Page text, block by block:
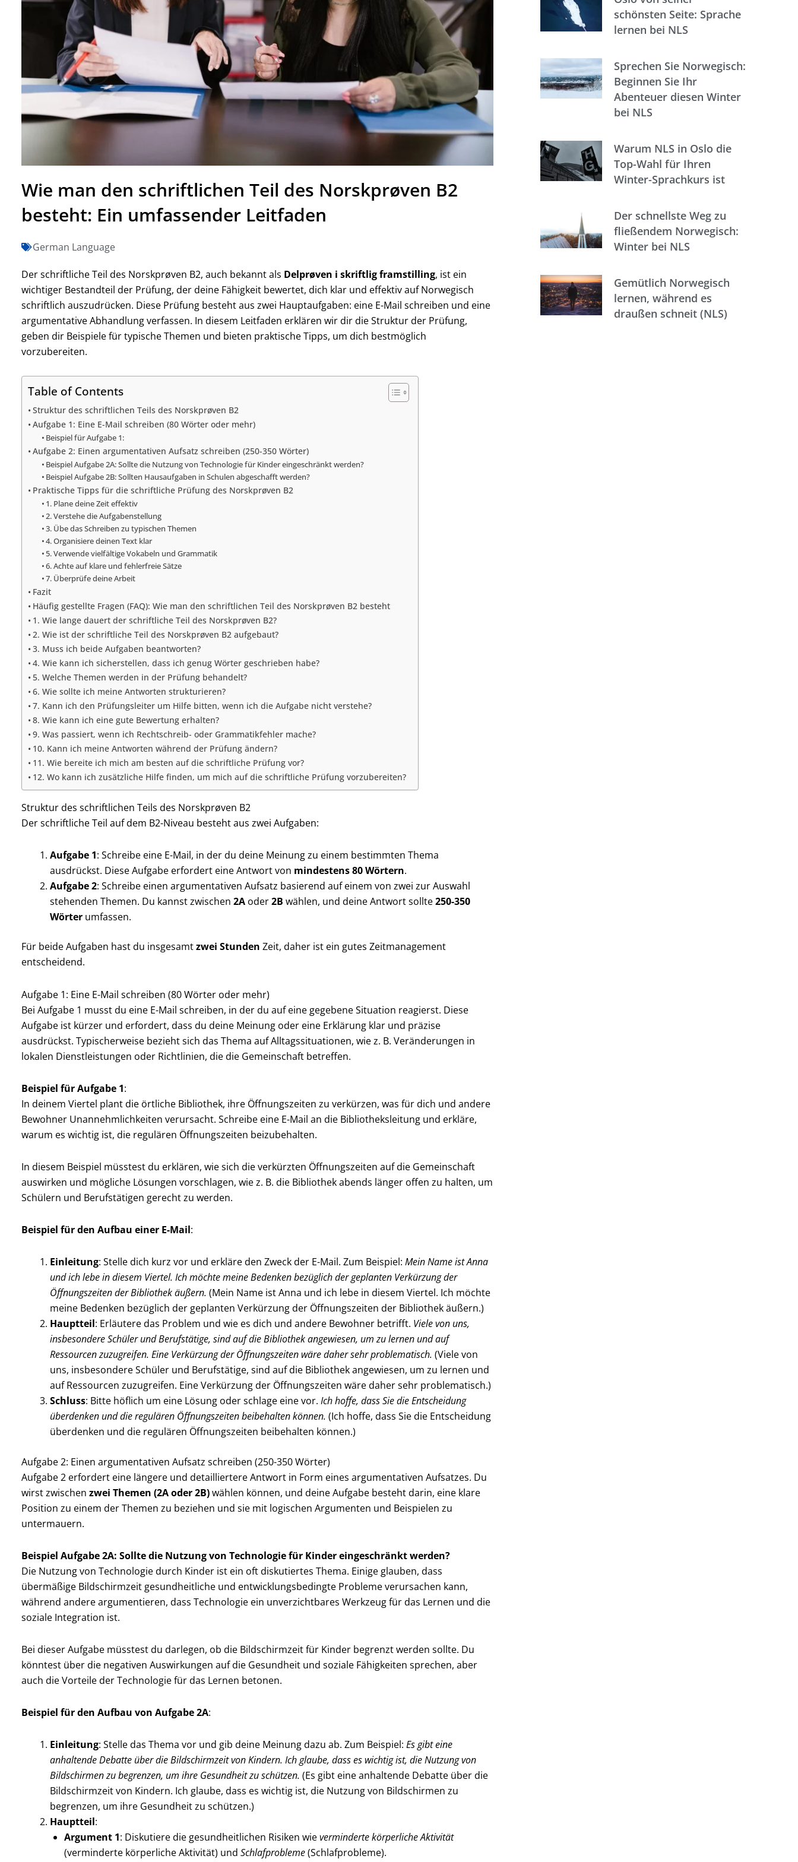
Wie man den schriftlichen Teil des Norskprøven B2
besteht: Ein umfassender Leitfaden
German Language
Der schriftliche Teil des Norskprøven B2, auch bekannt als Delprøven i skriftlig framstilling, ist ein
wichtiger Bestandteil der Prüfung, der deine Fähigkeit bewertet, dich klar und effektiv auf Norwegisch
schriftlich auszudrücken. Diese Prüfung besteht aus zwei Hauptaufgaben: eine E-Mail schreiben und eine
argumentative Abhandlung verfassen. In diesem Leitfaden erklären wir dir die Struktur der Prüfung,
geben dir Beispiele für typische Themen und bieten praktische Tipps, um dich bestmöglich
vorzubereiten.
Table of Contents
Struktur des schriftlichen Teils des Norskprøven B2
Aufgabe 1: Eine E-Mail schreiben (80 Wörter oder mehr)
Beispiel für Aufgabe 1:
Aufgabe 2: Einen argumentativen Aufsatz schreiben (250-350 Wörter)
Beispiel Aufgabe 2A: Sollte die Nutzung von Technologie für Kinder eingeschränkt werden?
Beispiel Aufgabe 2B: Sollten Hausaufgaben in Schulen abgeschafft werden?
Praktische Tipps für die schriftliche Prüfung des Norskprøven B2
1. Plane deine Zeit effektiv
2. Verstehe die Aufgabenstellung
3. Übe das Schreiben zu typischen Themen
4. Organisiere deinen Text klar
5. Verwende vielfältige Vokabeln und Grammatik
6. Achte auf klare und fehlerfreie Sätze
7. Überprüfe deine Arbeit
Fazit
Häufig gestellte Fragen (FAQ): Wie man den schriftlichen Teil des Norskprøven B2 besteht
1. Wie lange dauert der schriftliche Teil des Norskprøven B2?
2. Wie ist der schriftliche Teil des Norskprøven B2 aufgebaut?
3. Muss ich beide Aufgaben beantworten?
4. Wie kann ich sicherstellen, dass ich genug Wörter geschrieben habe?
5. Welche Themen werden in der Prüfung behandelt?
6. Wie sollte ich meine Antworten strukturieren?
7. Kann ich den Prüfungsleiter um Hilfe bitten, wenn ich die Aufgabe nicht verstehe?
8. Wie kann ich eine gute Bewertung erhalten?
9. Was passiert, wenn ich Rechtschreib- oder Grammatikfehler mache?
10. Kann ich meine Antworten während der Prüfung ändern?
11. Wie bereite ich mich am besten auf die schriftliche Prüfung vor?
12. Wo kann ich zusätzliche Hilfe finden, um mich auf die schriftliche Prüfung vorzubereiten?
Struktur des schriftlichen Teils des Norskprøven B2
Der schriftliche Teil auf dem B2-Niveau besteht aus zwei Aufgaben:
Aufgabe 1: Schreibe eine E-Mail, in der du deine Meinung zu einem bestimmten Thema
ausdrückst. Diese Aufgabe erfordert eine Antwort von mindestens 80 Wörtern.
Aufgabe 2: Schreibe einen argumentativen Aufsatz basierend auf einem von zwei zur Auswahl
stehenden Themen. Du kannst zwischen 2Aoder2B wählen, und deine Antwort sollte250-350
Wörterumfassen.
Für beide Aufgaben hast du insgesamtzwei Stunden Zeit, daher ist ein gutes Zeitmanagement
entscheidend.
Aufgabe 1: Eine E-Mail schreiben (80 Wörter oder mehr)
Bei Aufgabe 1 musst du eine E-Mail schreiben, in der du auf eine gegebene Situation reagierst. Diese
Aufgabe ist kürzer und erfordert, dass du deine Meinung oder eine Erklärung klar und präzise
ausdrückst. Typischerweise bezieht sich das Thema auf Alltagssituationen, wie z. B. Veränderungen in
lokalen Dienstleistungen oder Richtlinien, die die Gemeinschaft betreffen.
Beispiel für Aufgabe 1:
In deinem Viertel plant die örtliche Bibliothek, ihre Öffnungszeiten zu verkürzen, was für dich und andere
Bewohner Unannehmlichkeiten verursacht. Schreibe eine E-Mail an die Bibliotheksleitung und erkläre,
warum es wichtig ist, die regulären Öffnungszeiten beizubehalten.
In diesem Beispiel müsstest du erklären, wie sich die verkürzten Öffnungszeiten auf die Gemeinschaft
auswirken und mögliche Lösungen vorschlagen, wie z. B. die Bibliothek abends länger offen zu halten, um
Schülern und Berufstätigen gerecht zu werden.
Beispiel für den Aufbau einer E-Mail:
Einleitung: Stelle dich kurz vor und erkläre den Zweck der E-Mail. Zum Beispiel: Mein Name ist Anna
und ich lebe in diesem Viertel. Ich möchte meine Bedenken bezüglich der geplanten Verkürzung der
Öffnungszeiten der Bibliothek äußern. (Mein Name ist Anna und ich lebe in diesem Viertel. Ich möchte
meine Bedenken bezüglich der geplanten Verkürzung der Öffnungszeiten der Bibliothek äußern.)
Hauptteil: Erläutere das Problem und wie es dich und andere Bewohner betrifft. Viele von uns,
insbesondere Schüler und Berufstätige, sind auf die Bibliothek angewiesen, um zu lernen und auf
Ressourcen zuzugreifen. Eine Verkürzung der Öffnungszeiten wäre daher sehr problematisch. (Viele von
uns, insbesondere Schüler und Berufstätige, sind auf die Bibliothek angewiesen, um zu lernen und
auf Ressourcen zuzugreifen. Eine Verkürzung der Öffnungszeiten wäre daher sehr problematisch.)
Schluss: Bitte höflich um eine Lösung oder schlage eine vor. Ich hoffe, dass Sie die Entscheidung
überdenken und die regulären Öffnungszeiten beibehalten können. (Ich hoffe, dass Sie die Entscheidung
überdenken und die regulären Öffnungszeiten beibehalten können.)
Aufgabe 2: Einen argumentativen Aufsatz schreiben (250-350 Wörter)
Aufgabe 2 erfordert eine längere und detailliertere Antwort in Form eines argumentativen Aufsatzes. Du
wirst zwischen zwei Themen (2A oder 2B)wählen können, und deine Aufgabe besteht darin, eine klare
Position zu einem der Themen zu beziehen und sie mit logischen Argumenten und Beispielen zu
untermauern.
Beispiel Aufgabe 2A: Sollte die Nutzung von Technologie für Kinder eingeschränkt werden?
Die Nutzung von Technologie durch Kinder ist ein oft diskutiertes Thema. Einige glauben, dass
übermäßige Bildschirmzeit gesundheitliche und entwicklungsbedingte Probleme verursachen kann,
während andere argumentieren, dass Technologie ein unverzichtbares Werkzeug für das Lernen und die
soziale Integration ist.
Bei dieser Aufgabe müsstest du darlegen, ob die Bildschirmzeit für Kinder begrenzt werden sollte. Du
könntest über die negativen Auswirkungen auf die Gesundheit und soziale Fähigkeiten sprechen, aber
auch die Vorteile der Technologie für das Lernen betonen.
Beispiel für den Aufbau von Aufgabe 2A:
Einleitung: Stelle das Thema vor und gib deine Meinung dazu ab. Zum Beispiel: Es gibt eine
anhaltende Debatte über die Bildschirmzeit von Kindern. Ich glaube, dass es wichtig ist, die Nutzung von
Bildschirmen zu begrenzen, um ihre Gesundheit zu schützen. (Es gibt eine anhaltende Debatte über die
Bildschirmzeit von Kindern. Ich glaube, dass es wichtig ist, die Nutzung von Bildschirmen zu
begrenzen, um ihre Gesundheit zu schützen.)
Hauptteil:
Argument 1: Diskutiere die gesundheitlichen Risiken wieverminderte körperliche Aktivität
(verminderte körperliche Aktivität) und Schlafprobleme(Schlafprobleme).
schönsten Seite: Sprache
lernen bei NLS
Sprechen Sie Norwegisch:
Beginnen Sie Ihr
Abenteuer diesen Winter
bei NLS
Warum NLS in Oslo die
Top-Wahl für Ihren
Winter-Sprachkurs ist
Der schnellste Weg zu
fließendem Norwegisch:
Winter bei NLS
Gemütlich Norwegisch
lernen, während es
draußen schneit (NLS)